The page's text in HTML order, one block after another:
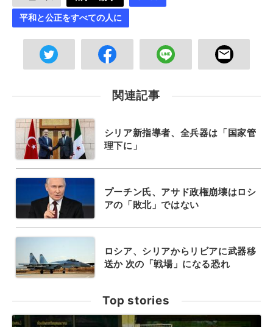
平和と公正をすべての人に
関連記事
シリア新指導者、全兵器は「国家管
理下に」
プーチン氏、アサド政権崩壊はロシ
アの「敗北」ではない
ロシア、シリアからリビアに武器移
送か 次の「戦場」になる恐れ
Top stories